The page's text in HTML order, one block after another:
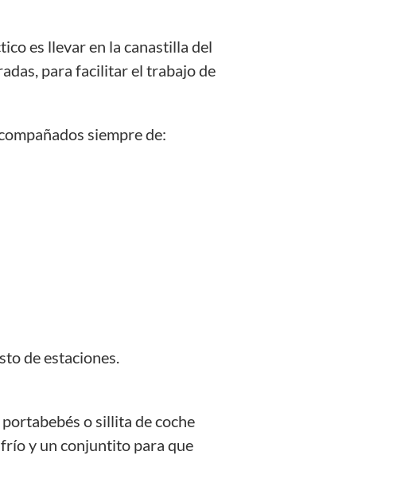
es llevar en la canastilla del
para facilitar el trabajo de
siempre de:
de estaciones.
o sillita de coche
y un conjuntito para que